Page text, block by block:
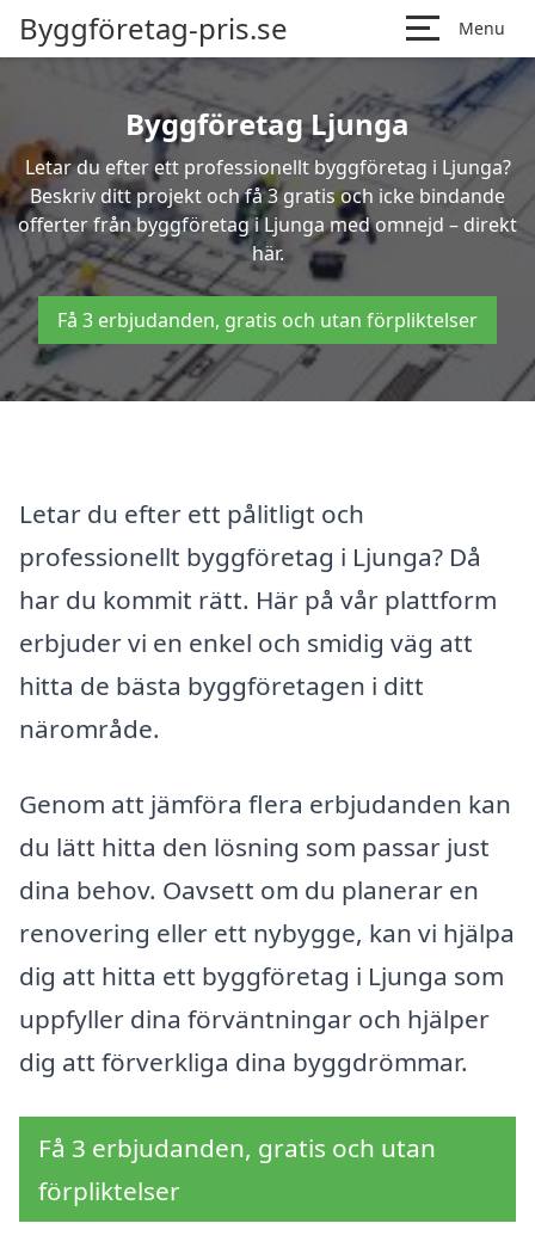
Byggföretag-pris.se Menu
Byggföretag Ljunga
Letar du efter ett professionellt byggföretag i Ljunga?
Beskriv ditt projekt och få 3 gratis och icke bindande
offerter från byggföretag i Ljunga med omnejd – direkt
här.
Få 3 erbjudanden, gratis och utan förpliktelser
Letar du efter ett pålitligt och
professionellt byggföretag i Ljunga? Då
har du kommit rätt. Här på vår plattform
erbjuder vi en enkel och smidig väg att
hitta de bästa byggföretagen i ditt
närområde.
Genom att jämföra flera erbjudanden kan
du lätt hitta den lösning som passar just
dina behov. Oavsett om du planerar en
renovering eller ett nybygge, kan vi hjälpa
dig att hitta ett byggföretag i Ljunga som
uppfyller dina förväntningar och hjälper
dig att förverkliga dina byggdrömmar.
Få 3 erbjudanden, gratis och utan
förpliktelser